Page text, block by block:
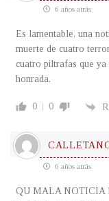
6 años atrás
Es lamentable, una
muerte de cuatro
cuatro piltrafas que
honrada.
0 0
6 años atrás
QU MALA NOTICIA